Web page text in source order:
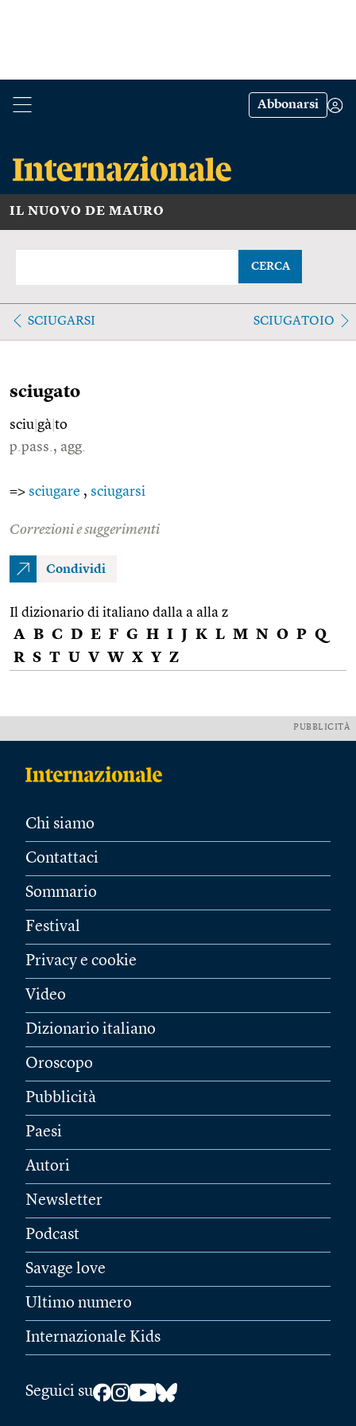
Abbonarsi
IL NUOVO DE MAURO
CERCA
SCIUGARSI SCIUGATOIO
sciugato
sciu gà to
p.pass., agg.
=> sciugare , sciugarsi
Correzioni e suggerimenti
Condividi
Il dizionario di italiano dalla a alla z
A B C D E F G H I J K L M N O P Q
R S T U V W X Y Z
PUBBLICITÀ
Chi siamo
Contattaci
Sommario
Festival
Privacy e cookie
Video
Dizionario italiano
Oroscopo
Pubblicità
Paesi
Autori
Newsletter
Podcast
Savage love
Ultimo numero
Internazionale Kids
Seguici su